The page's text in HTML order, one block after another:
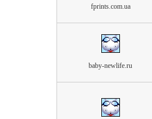
fprints.com.ua
baby-newlife.ru